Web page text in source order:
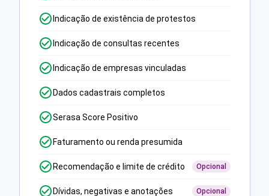
Indicação de existência de protestos
Indicação de consultas recentes
Indicação de empresas vinculadas
Dados cadastrais completos
Serasa Score Positivo
Faturamento ou renda presumida
Recomendação e limite de crédito Opcional
Dívidas, negativas e anotações Opcional